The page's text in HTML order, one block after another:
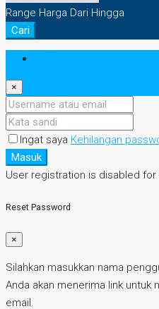
Range Harga Dari Hingga
Cari
×
Ingat saya Kehilangan
Masuk
User registration is disabled
Reset Password
×
Silahkan masukkan nama
Anda akan menerima link
email.